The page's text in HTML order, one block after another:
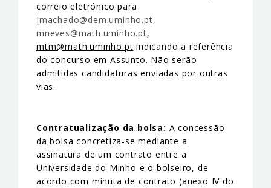
correio eletrónico para
jmachado@dem.uminho.pt,
mneves@math.uminho.pt,
mtm@math.uminho.pt indicando a referência
do concurso em Assunto. Não serão
admitidas candidaturas enviadas por outras
vias.
Contratualização da bolsa: A concessão
da bolsa concretiza-se mediante a
assinatura de um contrato entre a
Universidade do Minho e o bolseiro, de
acordo com minuta de contrato (anexo IV do